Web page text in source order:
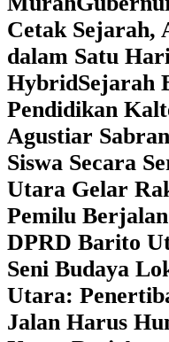
Cetak Sejarah,
dalam Satu
HybridSejarah
Pendidikan
Agustiar
Siswa Secara
Utara Gelar
Pemilu
DPRD Barito
Seni Budaya
Utara:
Jalan Harus